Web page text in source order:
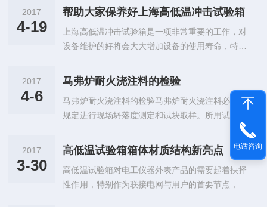
验箱—高低温湿热试验箱，上海高低温湿热试验箱
的修理难度较其它环境试验设备大，且具有代表
性。下面就高低温湿热试验箱为例，谈一谈上海高
低温湿热试验箱的构造及一些常见故障和排除方
正确按操作规程操作，还应该对其结构有所了解。
高低温湿热试验箱由箱体、风循环系统、制冷系
统、加温系统和控湿系统组成。风循环系统一般
采...
2017
4-19
帮助大家保养好上海高低温冲击试验箱
上海高低温冲击试验箱是一项非常重要的工作，对
设备维护的好将会大大增加设备的使用寿命，特别
为了重点，目前很多顾客对设备的维护还没有形成
系统的观点，以下就上海高低温冲击试验箱的使用
和维护要注意的几点做如下详细的叙述，希望对广
大顾客有所帮助。1、上海高低温冲击试验箱应固
定每3个月清洗一次冷凝器：对于冷冻系统采用风
冷冷却的，应定期检修冷凝风机，并对冷凝器进行
去污除尘，以保证其良好的通风换热性能；磁翻板
液位计对于冷冻系统采用水冷冷却的，除了要...
2017
4-6
马弗炉耐火浇注料的检验
马弗炉耐火浇注料的检验马弗炉耐火浇注料必须按
规定进行现场坍落度测定和试块取样。所用试验及
取样器具必须符合要求并经校验。1.施工前的配合
比试块检验。退火炉耐火浇注料在施工前，应按设
计规定的配合比制成试块。经检验符合规定的要
求。2.试块的留置。退火炉耐火浇注料应以单项工
程的每一种牌号或配合比，每20m3为一批。留置
2017
3-30
高低温试验箱箱体材质结构新亮点
高低温试验箱对电工仪器外表产品的需要起着抉择
性作用，特别作为联接电网与用户的首要节点，智
电话咨询